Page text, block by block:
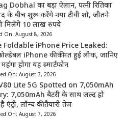
Dobhal का बड़ा ऐलान, पत्नी रितिका
के बीच शुरू करेंगे नया टीवी शो, जीतने
मिलेंगे 10 लाख रुपये
On: August 8, 2026
Foldable iPhone Price Leaked:
iPhone की कीमत हुई लीक, जानिए
होगा यह स्मार्टफोन
On: August 7, 2026
Lite 5G Spotted on 7,050mAh
7,050mAh बैटरी के साथ जल्द हो
एंट्री, लॉन्च की तैयारी तेज
On: August 7, 2026